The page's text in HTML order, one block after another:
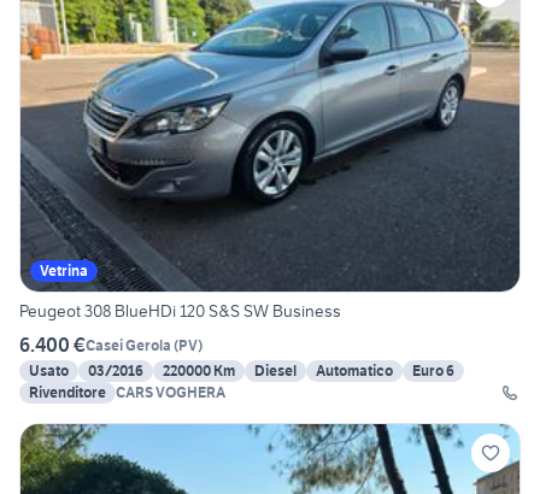
Vetrina
Peugeot 308 BlueHDi 120 S&S SW Business
6.400 €Casei Gerola (PV)
Usato
03/2016 220000 Km Diesel Automatico
Euro 6
Rivenditore CARS VOGHERA